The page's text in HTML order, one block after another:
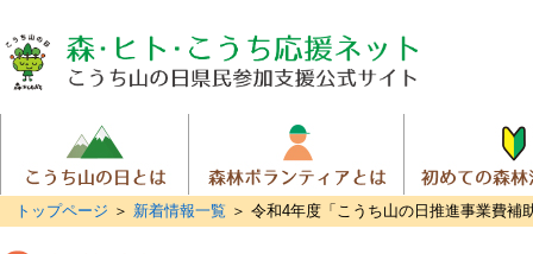
トップページ ＞ 新着情報一覧 ＞ 令和4年度「こうち山の日推進事業費補